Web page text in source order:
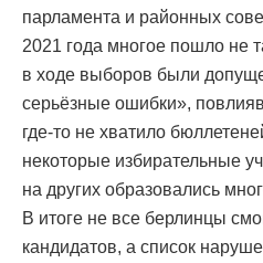
парламента и районных
2021 года многое пошло не
в ходе выборов были
серьёзные ошибки»,
где-то не хватило
некоторые избирательные
на других образовались
В итоге не все берлинцы
кандидатов, а список